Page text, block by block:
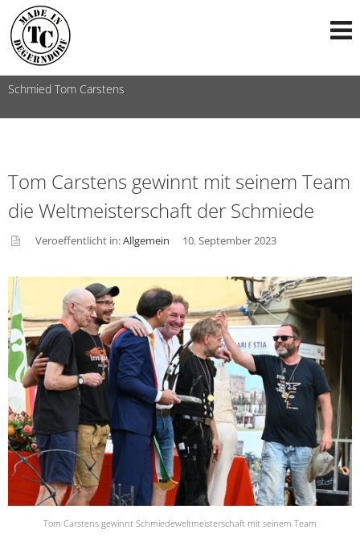
Schmied Tom Carstens
Tom Carstens gewinnt mit seinem Team
die Weltmeisterschaft der Schmiede
e
Veroeffentlicht in:Allgemein 10. September 2023
Tom Carstens gewinnt Schmiedeweltmeisterschaft mit seinem Team